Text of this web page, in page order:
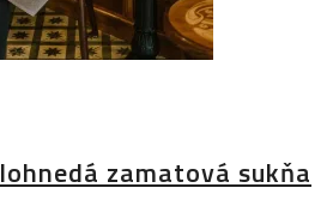
zamatová sukňa